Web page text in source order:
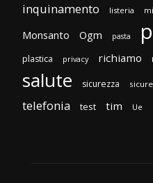
inquinamento listeria
Monsanto Ogm pasta
plastica privacy richiamo
salute sicurezza
telefonia test tim Ue